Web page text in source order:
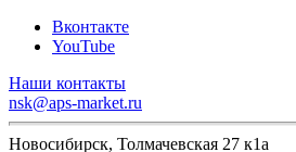
Вконтакте
YouTube
Наши контакты
nsk@aps-market.ru
Новосибирск, Толмачевская 27 к1а